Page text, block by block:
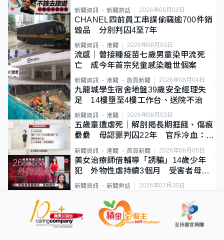
質旅客
新聞資訊 新聞熱話 2026年08月02日
CHANEL四前員工串謀偷竊逾700件銷
毀品 分別判囚4至7年
新聞資訊 港聞 2026年08月03日
流感｜曾接種疫苗七歲男童染甲流死
亡 成今年首宗兒童感染離世個案
新聞資訊 港聞 首頁新聞 2026年08月04日
九龍城學生宿舍地盤39歲安全經理失
足 14樓墮至4樓工作台、送院不治
新聞資訊 港聞 2026年08月03日
五歲童遭虐死｜解剖揭長期捱餓、傷痕
纍纍 母認罪判囚22年 官斥冷血：同
類案最惡劣
新聞資訊 港聞 首頁新聞 2026年08月05日
美女治療師借輔導「誘騙」14歲少年
犯 外物性虐持續3個月 受害者母：
要保護其他人
新聞資訊 新聞熱話 2026年07月30日